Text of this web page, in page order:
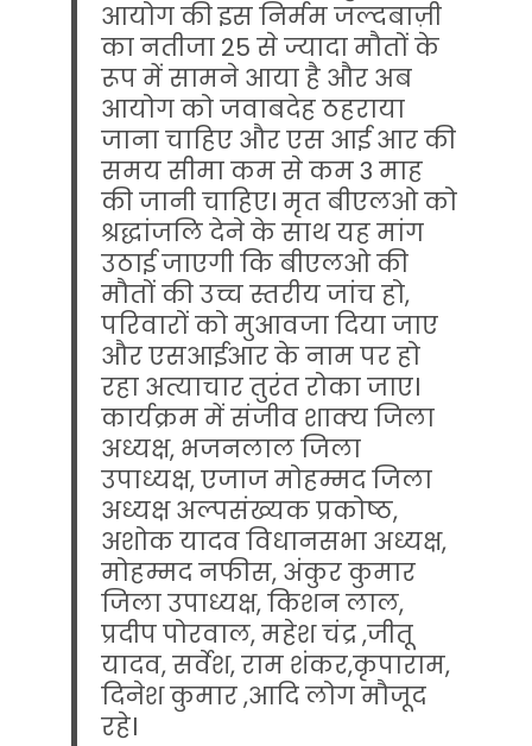
आयोग की इस निर्मम जल्दबाज़ी
का नतीजा 25 से ज्यादा मौतों के
रूप में सामने आया है और अब
आयोग को जवाबदेह ठहराया
जाना चाहिए और एस आई आर की
समय सीमा कम से कम 3 माह
की जानी चाहिए। मृत बीएलओ को
श्रद्धांजलि देने के साथ यह मांग
उठाई जाएगी कि बीएलओ की
मौतों की उच्च स्तरीय जांच हो,
परिवारों को मुआवजा दिया जाए
और एसआईआर के नाम पर हो
रहा अत्याचार तुरंत रोका जाए।
कार्यक्रम में संजीव शाक्य जिला
अध्यक्ष, भजनलाल जिला
उपाध्यक्ष, एजाज मोहम्मद जिला
अध्यक्ष अल्पसंख्यक प्रकोष्ठ,
अशोक यादव विधानसभा अध्यक्ष,
मोहम्मद नफीस, अंकुर कुमार
जिला उपाध्यक्ष, किशन लाल,
प्रदीप पोरवाल, महेश चंद्र ,जीतू
यादव, सर्वेश, राम शंकर,कृपाराम,
दिनेश कुमार ,आदि लोग मौजूद
रहे।